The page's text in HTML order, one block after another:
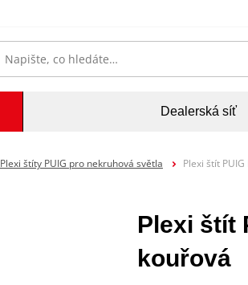
Dealerská síť
Plexi štíty PUIG pro nekruhová světla Plexi štít PUIG
Plexi štít
kouřová